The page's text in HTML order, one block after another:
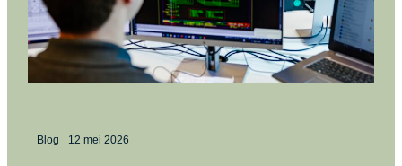
Blog 12 mei 2026